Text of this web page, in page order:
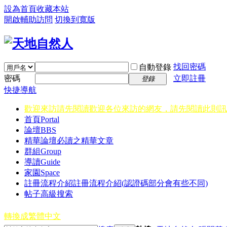
設為首頁收藏本站
開啟輔助訪問 切換到寬版
自動登錄 找回密碼
密碼
登錄
立即註冊
快捷導航
歡迎來訪請先閱讀歡迎各位來訪的網友，請先閱讀此則
首頁Portal
論壇BBS
精華論壇必讀之精華文章
群組Group
導讀Guide
家園 Space
註冊流程介紹註冊流程介紹(認證碼部分會有些不同)
帖子高級搜索
轉換成繁體中文